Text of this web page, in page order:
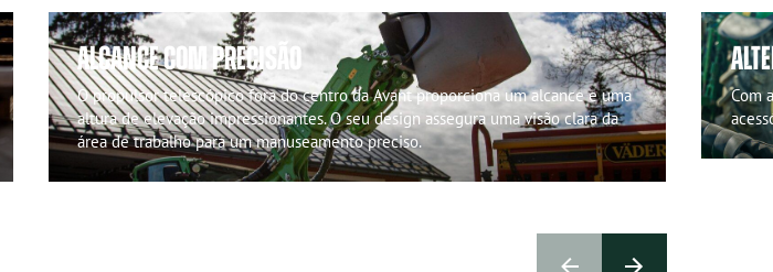
ALCANCE COM PRECISÃO
O propulsor telescópico fora do centro da Avant proporciona um alcance e uma
altura de elevação impressionantes. O seu design assegura uma visão clara da
área de trabalho para um manuseamento preciso.
Com